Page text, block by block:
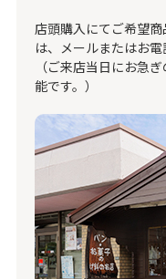
店頭購入にてご希望
は、メールまたはお電
（ご来店当日にお急
能です。）